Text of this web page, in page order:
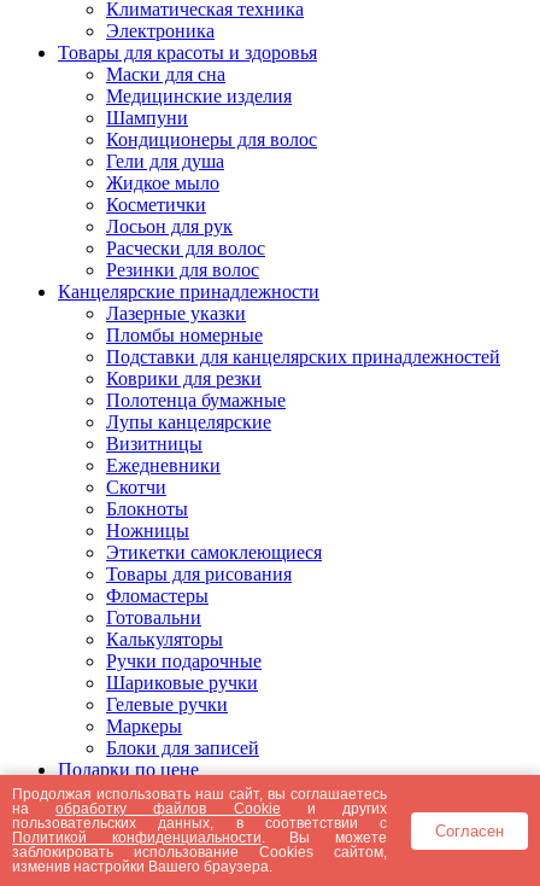
Климатическая техника
Электроника
Товары для красоты и здоровья
Маски для сна
Медицинские изделия
Шампуни
Кондиционеры для волос
Гели для душа
Жидкое мыло
Косметички
Лосьон для рук
Расчески для волос
Резинки для волос
Канцелярские принадлежности
Лазерные указки
Пломбы номерные
Подставки для канцелярских принадлежностей
Коврики для резки
Полотенца бумажные
Лупы канцелярские
Визитницы
Ежедневники
Скотчи
Блокноты
Ножницы
Этикетки самоклеющиеся
Товары для рисования
Фломастеры
Готовальни
Калькуляторы
Ручки подарочные
Шариковые ручки
Гелевые ручки
Маркеры
Блоки для записей
Подарки по цене
Подарки от 5000 рублей
Подарки до 5000 рублей
Подарки до 3000 рублей
Подарки до 2000 рублей
Подарки до 1000 рублей
Продолжая использовать наш сайт, вы соглашаетесь
наобработку файлов Cookie и других
пользовательских данных, в соответствии с
Политикой конфиденциальности . Вы можете
заблокировать использование Cookies сайтом,
изменив настройки Вашего браузера.
Согласен